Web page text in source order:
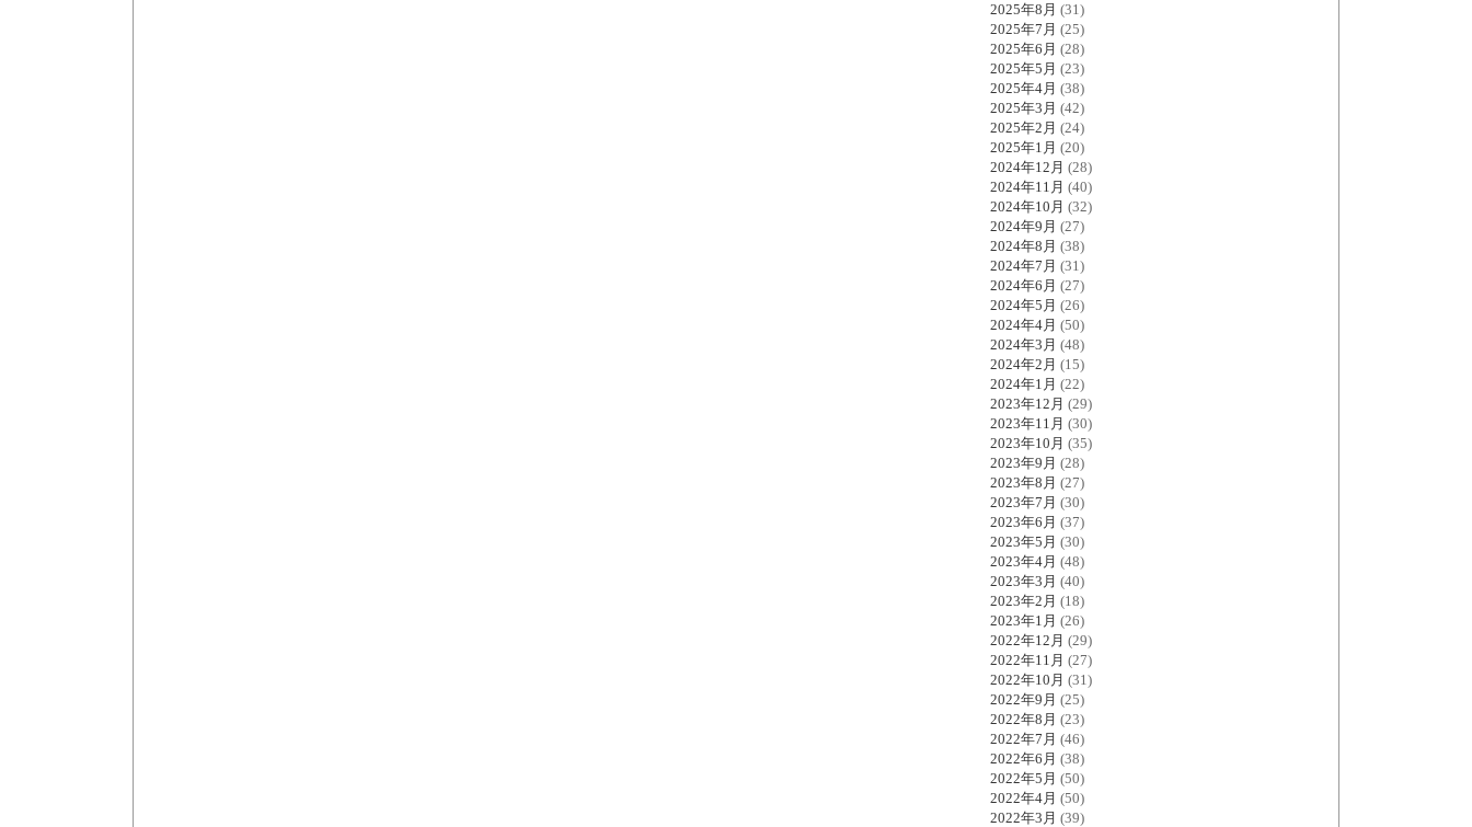
2025年8月 (31)
2025年7月 (25)
2025年6月 (28)
2025年5月 (23)
2025年4月 (38)
2025年3月 (42)
2025年2月 (24)
2025年1月 (20)
2024年12月 (28)
2024年11月 (40)
2024年10月 (32)
2024年9月 (27)
2024年8月 (38)
2024年7月 (31)
2024年6月 (27)
2024年5月 (26)
2024年4月 (50)
2024年3月 (48)
2024年2月 (15)
2024年1月 (22)
2023年12月 (29)
2023年11月 (30)
2023年10月 (35)
2023年9月 (28)
2023年8月 (27)
2023年7月 (30)
2023年6月 (37)
2023年5月 (30)
2023年4月 (48)
2023年3月 (40)
2023年2月 (18)
2023年1月 (26)
2022年12月 (29)
2022年11月 (27)
2022年10月 (31)
2022年9月 (25)
2022年8月 (23)
2022年7月 (46)
2022年6月 (38)
2022年5月 (50)
2022年4月 (50)
2022年3月 (39)